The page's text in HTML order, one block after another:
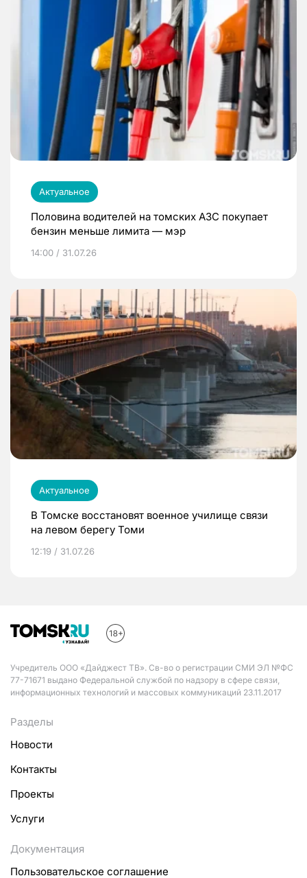
Актуальное
Половина водителей на томских АЗС покупает
бензин меньше лимита — мэр
14:00 / 31.07.26
Актуальное
В Томске восстановят военное училище связи
на левом берегу Томи
12:19 / 31.07.26
Учредитель ООО «Дайджест ТВ». Св-во о регистрации СМИ ЭЛ №ФС
77-71671 выдано Федеральной службой по надзору в сфере связи,
информационных технологий и массовых коммуникаций 23.11.2017
Разделы
Новости
Контакты
Проекты
Услуги
Документация
Пользовательское соглашение